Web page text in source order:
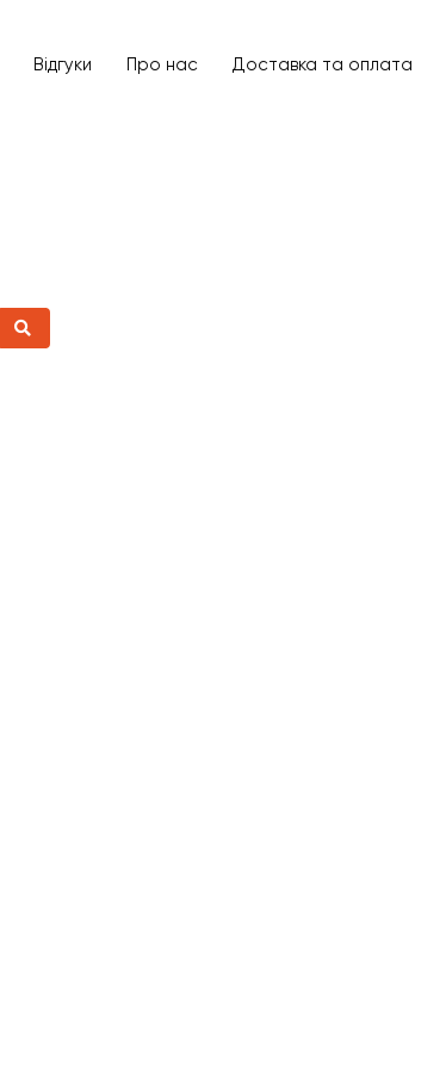
Відгуки Про нас Доставка та оплата
Категорії